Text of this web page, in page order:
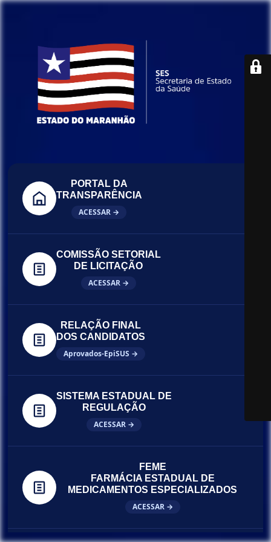
PORTAL DA
TRANSPARÊNCIA
ACESSAR →
COMISSÃO SETORIAL
DE LICITAÇÃO
ACESSAR →
RELAÇÃO FINAL
DOS CANDIDATOS
Aprovados-EpiSUS →
SISTEMA ESTADUAL DE
REGULAÇÃO
ACESSAR →
FEME
FARMÁCIA ESTADUAL DE
MEDICAMENTOS ESPECIALIZADOS
ACESSAR →